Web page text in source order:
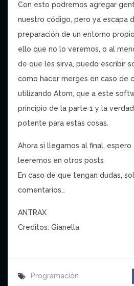
Con esto podremos agregar
nuestro código, pero ya escapa
preparación de un entorno
ello que no lo veremos, o al
de que les sirva, puedo escribir
como hacer merges en caso de
utilizando Atom, que a este
principio de la parte 1 y la
potente para estas cosas.
Ahora si llegamos al final, espero
leeremos en otros posts
En caso de que tengan dudas,
comentarios…
ANTRAX
Creditos: Gianella
Programación